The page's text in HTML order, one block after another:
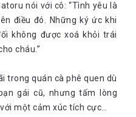
nói với cô: “Tình yêu là
điều đó. Những ký ức khi
không được xoá khỏi trái
cháu.”
trong quán cà phê quen dù
gái cũ, nhưng tấm lòng
một cảm xúc tích cực…